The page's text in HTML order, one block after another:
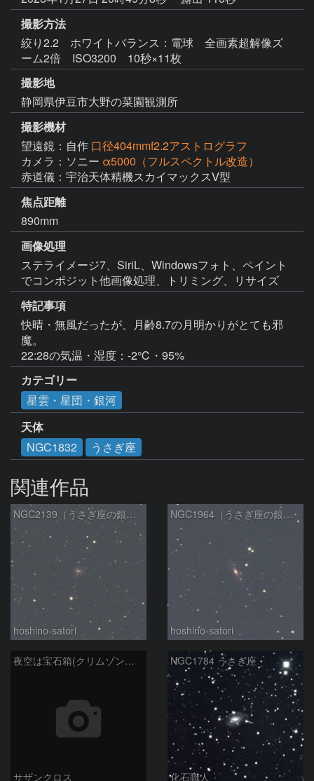
撮影方法
絞り2.2 ホワイトバランス：電球 全画素超解像ズ
ーム2倍 ISO3200 10秒×11枚
撮影地
静岡県伊豆市大野の菜園観測所
撮影機材
望遠鏡：自作 口径404mmf2.2アストログラフ
カメラ：ソニー α5000（フルスペクトル改造）
赤道儀：宇治天体精機スカイマックスⅤ型
焦点距離
890mm
画像処理
ステライメージ7、SiriL、Windowsフォト、ペイント
特記事項
快晴・無風だったが、月齢8.7の月明かりがとても邪
魔。
カテゴリー
星雲・星団・銀河
天体
NGC1832
うさぎ座
関連作品
NGC2139（うさぎ座の銀河）
hoshino-satori
NGC1964（うさぎ座の銀河）
hoshino-satori
夜空は宝石箱(クリムゾンスター) Seestar50
サザンクロス
NGC1784 うさぎ座
化石職人